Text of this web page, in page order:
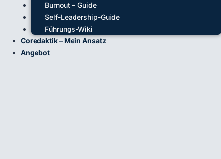
Burnout – Guide
Self-Leadership-Guide
Führungs-Wiki
Coredaktik – Mein Ansatz
Angebot